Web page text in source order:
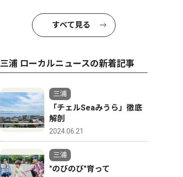
すべて見る
三浦 ローカルニュースの新着記事
三浦
「チェルSeaみうら」徹底
解剖
2024.06.21
三浦
"のびのび"育って